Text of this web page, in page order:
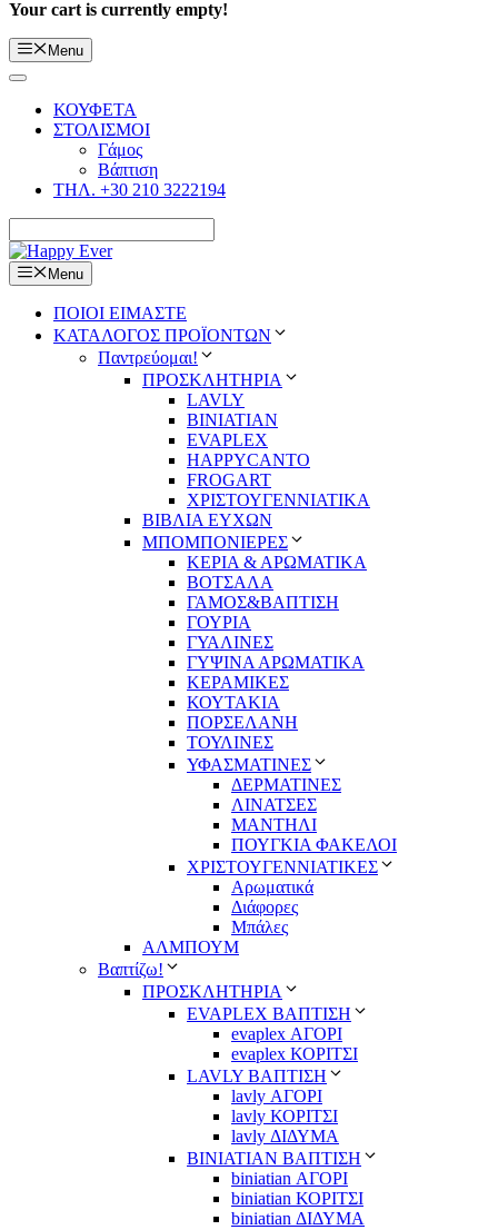
Your cart is currently empty!
Menu
ΚΟΥΦΕΤΑ
ΣΤΟΛΙΣΜΟΙ
Γάμος
Βάπτιση
ΤΗΛ. +30 210 3222194
Menu
ΠΟΙΟΙ ΕΙΜΑΣΤΕ
ΚΑΤΑΛΟΓΟΣ ΠΡΟΪΟΝΤΩΝ
Παντρεύομαι!
ΠΡΟΣΚΛΗΤΗΡΙΑ
LAVLY
BINIATIAN
EVAPLEX
HAPPYCANTO
FROGART
ΧΡΙΣΤΟΥΓΕΝΝΙΑΤΙΚΑ
ΒΙΒΛΙΑ ΕΥΧΩΝ
ΜΠΟΜΠΟΝΙΕΡΕΣ
ΚΕΡΙΑ & ΑΡΩΜΑΤΙΚΑ
ΒΟΤΣΑΛΑ
ΓΑΜΟΣ&ΒΑΠΤΙΣΗ
ΓΟΥΡΙΑ
ΓΥΑΛΙΝΕΣ
ΓΥΨΙΝΑ ΑΡΩΜΑΤΙΚΑ
ΚΕΡΑΜΙΚΕΣ
ΚΟΥΤΑΚΙΑ
ΠΟΡΣΕΛΑΝΗ
ΤΟΥΛΙΝΕΣ
ΥΦΑΣΜΑΤΙΝΕΣ
ΔΕΡΜΑΤΙΝΕΣ
ΛΙΝΑΤΣΕΣ
ΜΑΝΤΗΛΙ
ΠΟΥΓΚΙΑ ΦΑΚΕΛΟΙ
ΧΡΙΣΤΟΥΓΕΝΝΙΑΤΙΚΕΣ
Αρωματικά
Διάφορες
Μπάλες
ΑΛΜΠΟΥΜ
Βαπτίζω!
ΠΡΟΣΚΛΗΤΗΡΙΑ
EVAPLEX ΒΑΠΤΙΣΗ
evaplex ΑΓΟΡΙ
evaplex ΚΟΡΙΤΣΙ
LAVLY ΒΑΠΤΙΣΗ
lavly ΑΓΟΡΙ
lavly ΚΟΡΙΤΣΙ
lavly ΔΙΔΥΜΑ
ΒΙΝΙΑΤΙΑΝ ΒΑΠΤΙΣΗ
biniatian ΑΓΟΡΙ
biniatian ΚΟΡΙΤΣΙ
biniatian ΔΙΔΥΜΑ